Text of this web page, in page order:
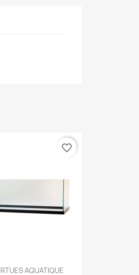
rapide
AQUATIQUE
favorite_border